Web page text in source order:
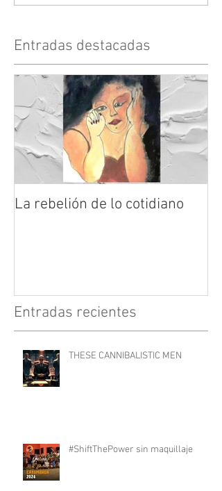
Entradas destacadas
La rebelión de lo cotidiano
Entradas recientes
THESE CANNIBALISTIC MEN
#ShiftThePower sin maquillaje